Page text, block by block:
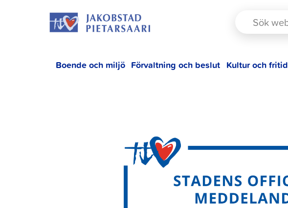
Boende och miljö Förvaltning och beslut Kultur och fritid